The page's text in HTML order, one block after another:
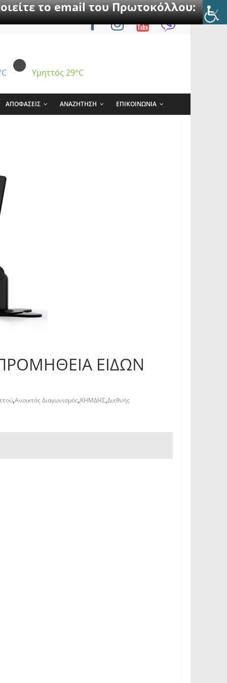
το email του Πρωτοκόλλου:
Υμηττός 29°C
ΑΠΟΦΑΣΕΙΣ ΑΝΑΖΗΤΗΣΗ ΕΠΙΚΟΙΝΩΝΙΑ
ΕΙΔΩΝ
,Ανοικτός Διαγωνισμός,ΚΗΜΔΗΣ,Διεθνής